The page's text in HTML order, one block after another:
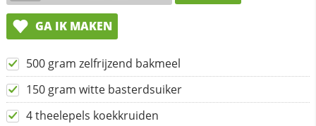
GA IK MAKEN
500 gram zelfrijzend bakmeel
150 gram witte basterdsuiker
4 theelepels koekkruiden